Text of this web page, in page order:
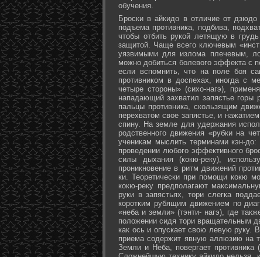
обучения.
Броски в айкидо в отличие от
подъема противника, подбива,
чтобы отбить рукой летящую в
защитой. Чаще всего ключевым
уязвимыми для излома плечевым,
можно добиться болевого эффекта с
если вспомнить, что на поле боя
противником в доспехах, иногда с
четыре стороны» (сихо-нагэ),
нападающий захватил запястье горы
пальцы противника, скользящим
перехватом свое запястье, и
спину. На земле для удержания
родственного движения «рубки на
ученикам мыслить терминами кэн-
проведении любого эффективного
силы дыхания (кокю-реку),
проникновение в ритм движений
ки. Теоретически при помощи кокю
кокю-реку предполагают
руки в запястьях, тори слегка
коротким рубящим движением по
«неба и земли» (тэнти- нагэ), где
положении сидя тори вращательным
как ось и опускает свою левую руку.
приема содержит явную аллюзию на
Земли и Неба, повергает